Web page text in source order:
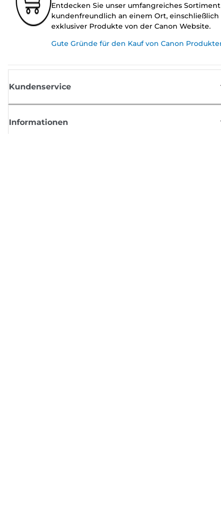
Entdecken Sie unser umfangreiches Sortiment
kundenfreundlich an einem Ort, einschließlich
exklusiver Produkte von der Canon Website.
Gute Gründe für den Kauf von Canon
Kundenservice
Informationen